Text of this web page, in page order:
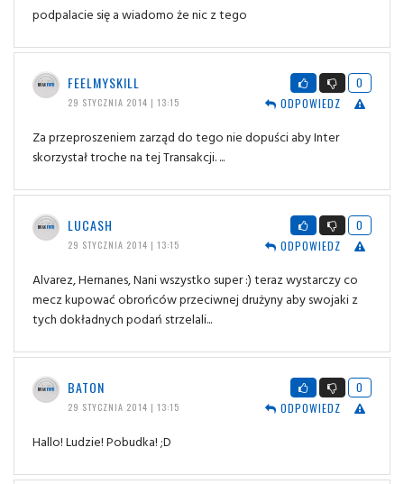
podpalacie się a wiadomo że nic z tego
FEELMYSKILL
29 STYCZNIA 2014 | 13:15
0
ODPOWIEDZ
Za przeproszeniem zarząd do tego nie dopuści aby Inter
skorzystał troche na tej Transakcji. ...
LUCASH
29 STYCZNIA 2014 | 13:15
0
ODPOWIEDZ
Alvarez, Hernanes, Nani wszystko super :) teraz wystarczy co
mecz kupować obrońców przeciwnej drużyny aby swojaki z
tych dokładnych podań strzelali...
BATON
29 STYCZNIA 2014 | 13:15
0
ODPOWIEDZ
Hallo! Ludzie! Pobudka! ;D